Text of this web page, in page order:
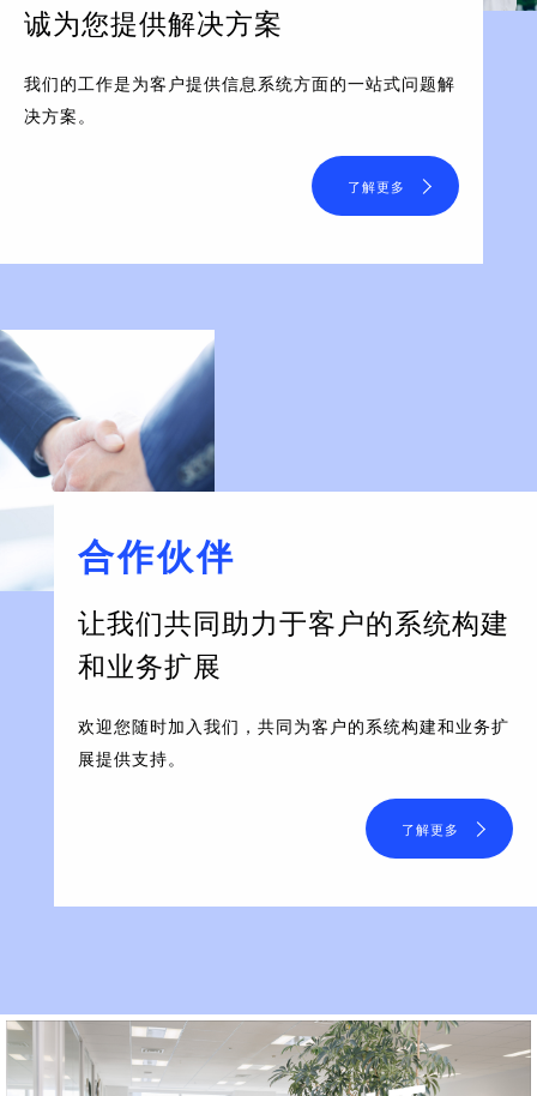
诚为您提供解决方案
我们的工作是为客户提供信息系统方面的一站式问题解
决方案。
了解更多
合作伙伴
让我们共同助力于客户的系统构建
和业务扩展
欢迎您随时加入我们，共同为客户的系统构建和业务扩
展提供支持。
了解更多